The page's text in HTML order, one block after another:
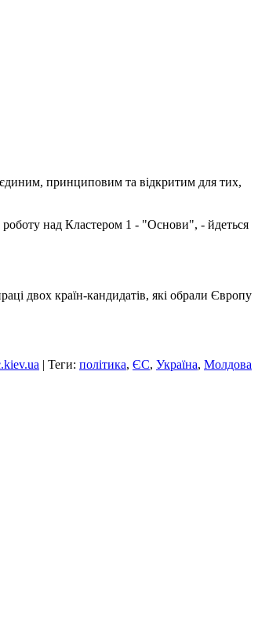
принциповим та відкритим для тих,
над Кластером 1 - "Основи", - йдеться
двох країн-кандидатів, які обрали Європу
| Теги: політика, ЄС, Україна, Молдова